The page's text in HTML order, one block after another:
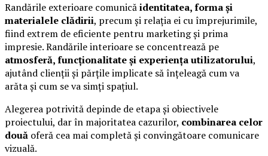
Randările exterioare comunicăidentitatea, forma și
materialele clădirii, precum și relația ei cu împrejurimile,
fiind extrem de eficiente pentru marketing și prima
impresie. Randările interioare se concentrează pe
atmosferă, funcționalitate și experiența utilizatorului,
ajutând clienții și părțile implicate să înțeleagă cum va
arăta și cum se va simți spațiul.
Alegerea potrivită depinde de etapa și obiectivele
proiectului, dar în majoritatea cazurilor, combinarea celor
două oferă cea mai completă și convingătoare comunicare
vizuală.